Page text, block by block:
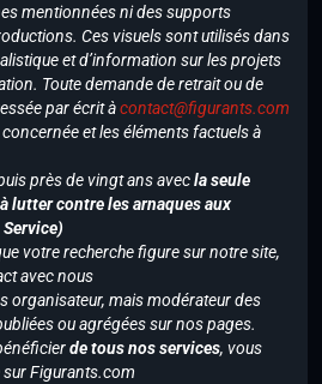
mentionnées ni des supports
Ces visuels sont utilisés dans
et d’information sur les projets
Toute demande de retrait ou de
par écrit àcontact@figurants.com
et les éléments factuels à
près de vingt ans avecla seule
lutter contre les arnaques aux
votre recherche figure sur notre site,
avec nous
organisateur, mais modérateur des
ou agrégées sur nos pages.
de tous nos services, vous
Figurants.com